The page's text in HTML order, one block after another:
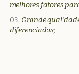
melhores fatores
Grande
diferenciados;